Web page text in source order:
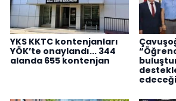
YKS KKTC kontenjanları
YÖK’te onaylandı... 344
alanda 655 kontenjan